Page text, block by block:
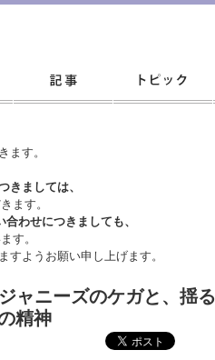
ます。
きましては、
ます。
合わせにつきましても、
す。
すようお願い申し上げます。
ャニーズのケガと、揺る
精神